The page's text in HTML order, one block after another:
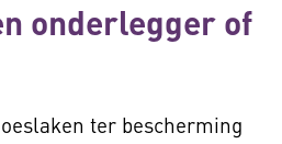
onderlegger of
ter bescherming